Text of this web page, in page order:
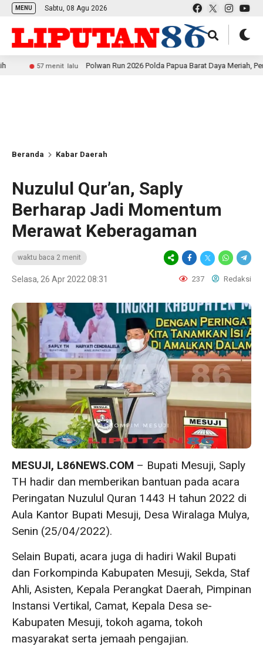
MENU Sabtu, 08 Agu 2026
menit lalu Polwan Run 2026 Polda Papua Barat Daya Meriah, Pererat
Beranda Kabar Daerah
Nuzulul Qur’an, Saply
Berharap Jadi Momentum
Merawat Keberagaman
waktu baca 2 menit
Selasa, 26 Apr 2022 08:31 237 Redaksi
MESUJI, L86NEWS.COM – Bupati Mesuji, Saply
TH hadir dan memberikan bantuan pada acara
Peringatan Nuzulul Quran 1443 H tahun 2022 di
Aula Kantor Bupati Mesuji, Desa Wiralaga Mulya,
Senin (25/04/2022).
Selain Bupati, acara juga di hadiri Wakil Bupati
dan Forkompinda Kabupaten Mesuji, Sekda, Staf
Ahli, Asisten, Kepala Perangkat Daerah, Pimpinan
Instansi Vertikal, Camat, Kepala Desa se-
Kabupaten Mesuji, tokoh agama, tokoh
masyarakat serta jemaah pengajian.